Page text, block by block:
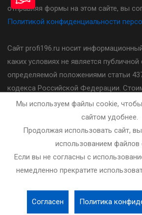
отправляя формы на этом сайте, вы
Политикой конфиденциальности
Сайт profi196.ru носит
каких условиях не является публичной
определяемой положениями статьи
кодекса Российской Федерации.
другие условия предоставления услуг
необходимо уточнять у
Разработка и сопровождение сайта -
Мы используем файлы cookie, чтобы
сайтом удобнее.
Продолжая использовать сайт,
использованием файлов
Если вы не согласны с
немедленно прекратите
Согласен Политика